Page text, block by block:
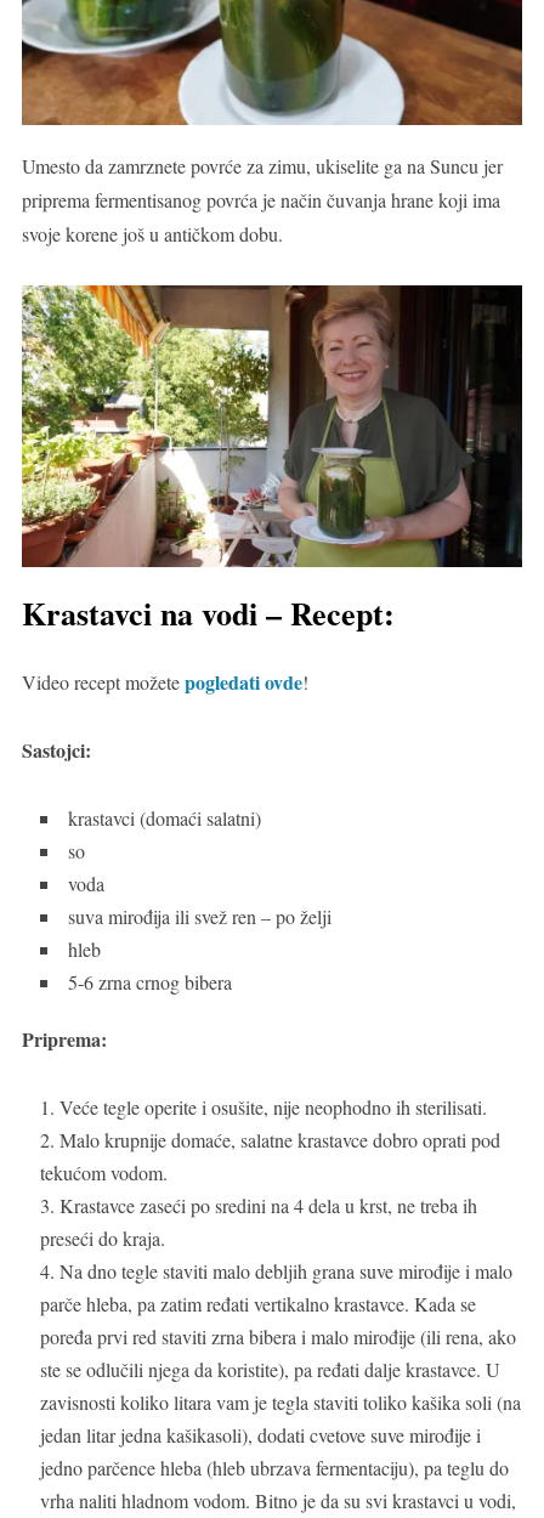
Umesto da zamrznete povrće za zimu, ukiselite ga na Suncu jer
priprema fermentisanog povrća je način čuvanja hrane koji ima
svoje korene još u antičkom dobu.
Krastavci na vodi – Recept:
Video recept možetepogledati ovde!
Sastojci:
krastavci (domaći salatni)
so
voda
suva mirođija ili svež ren – po želji
hleb
5-6 zrna crnog bibera
Priprema:
Veće tegle operite i osušite, nije neophodno ih sterilisati.
Malo krupnije domaće, salatne krastavce dobro oprati pod
tekućom vodom.
Krastavce zaseći po sredini na 4 dela u krst, ne treba ih
preseći do kraja.
Na dno tegle staviti malo debljih grana suve mirođije i malo
parče hleba, pa zatim ređati vertikalno krastavce. Kada se
poređa prvi red staviti zrna bibera i malo mirođije (ili rena, ako
ste se odlučili njega da koristite), pa ređati dalje krastavce. U
zavisnosti koliko litara vam je tegla staviti toliko kašika soli (na
jedan litar jedna kašikasoli), dodati cvetove suve mirođije i
jedno parčence hleba (hleb ubrzava fermentaciju), pa teglu do
vrha naliti hladnom vodom. Bitno je da su svi krastavci u vodi,